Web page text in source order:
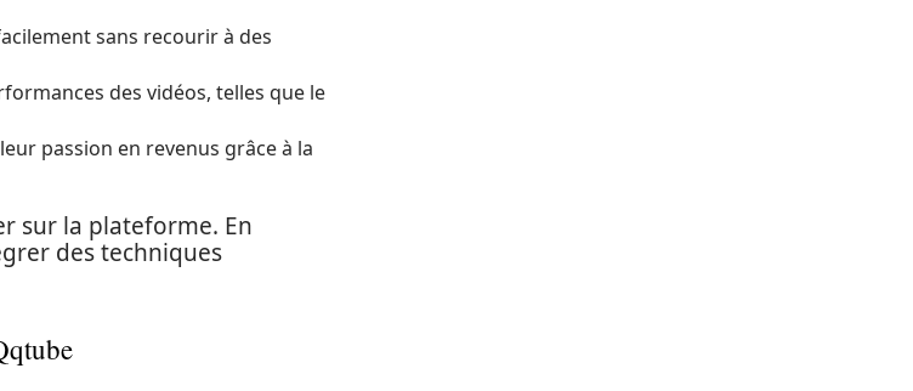
sans recourir à des
des vidéos, telles que le
passion en revenus grâce à la
sur la plateforme. En
des techniques